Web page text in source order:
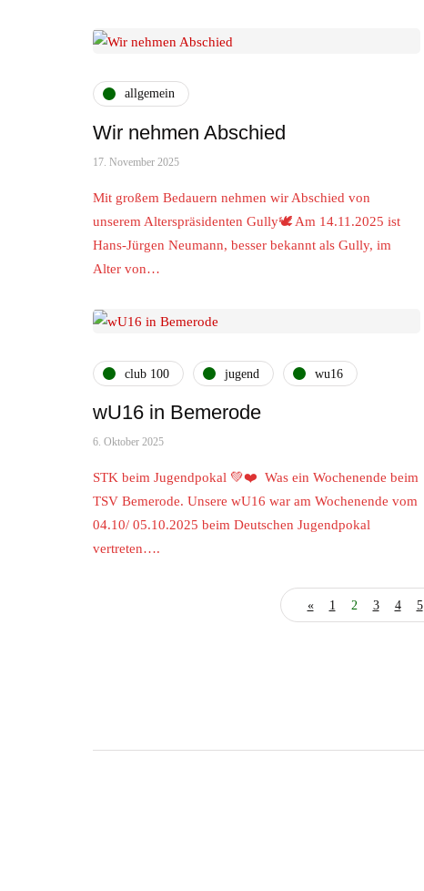
allgemein
Wir nehmen Abschied
17. November 2025
Mit großem Bedauern nehmen wir Abschied von
unserem Alterspräsidenten Gully🕊 Am 14.11.2025 ist
Hans-Jürgen Neumann, besser bekannt als Gully, im
Alter von…
club 100 jugend wu16
wU16 in Bemerode
6. Oktober 2025
STK beim Jugendpokal 💚❤️ Was ein Wochenende beim
TSV Bemerode. Unsere wU16 war am Wochenende vom
04.10/ 05.10.2025 beim Deutschen Jugendpokal
vertreten….
« 1 2 3 4 5